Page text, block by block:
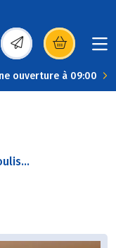
(s’ouvre dans une
ouverture à 09:00